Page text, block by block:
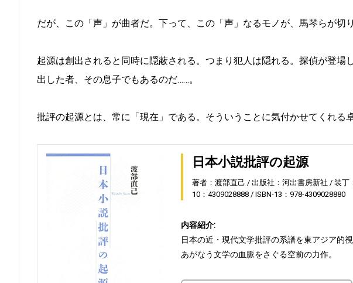
だが、この「声」が曲者だ。下って、この「声」なるモノが、馬琴らが切
起源は創出されると同時に隠蔽される。つまり犯人は隠れる。探偵が登場
出した者、その息子でもあるのだ……。
批評の起源とは、常に「現在」である。そういうことに気付かせてくれる
日本小説批評の起源
著者：渡部直己 出版社：河出書房新社 装丁
10：4309028888
ISBN-13：978-4309028880
内容紹介:
日本の近・現代文学批評の系譜を東アジア的
あがなう文学の血脈をさぐる空前の力作。